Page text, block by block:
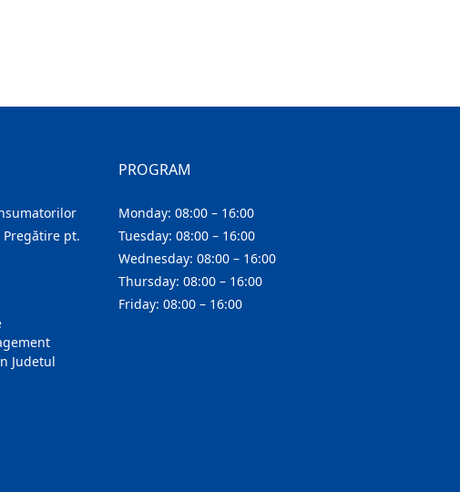
pt.
Judetul
PROGRAM
Monday: 08:00 – 16:00
Tuesday: 08:00 – 16:00
Wednesday: 08:00 – 16:00
Thursday: 08:00 – 16:00
Friday: 08:00 – 16:00